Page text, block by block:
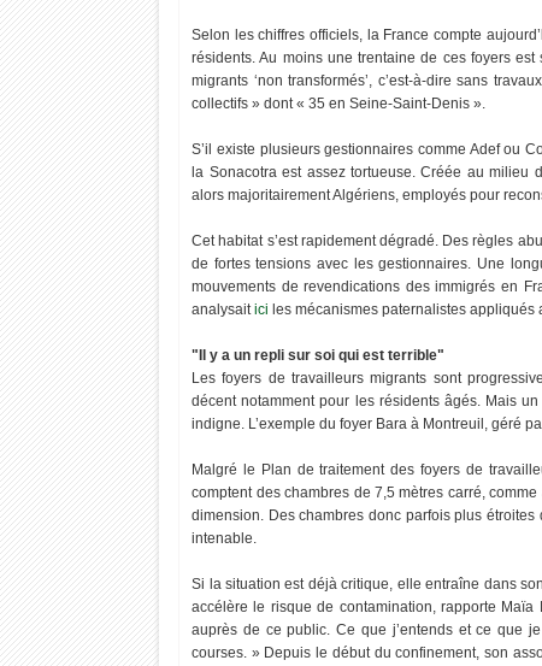
Selon les chiffres officiels, la France compte
résidents. Au moins une trentaine de ces foyers
migrants ‘non transformés’, c’est-à-dire sans
collectifs » dont « 35 en Seine-Saint-Denis ».
S’il existe plusieurs gestionnaires comme Adef ou
la Sonacotra est assez tortueuse. Créée au
alors majoritairement Algériens, employés pour
Cet habitat s’est rapidement dégradé. Des règles
de fortes tensions avec les gestionnaires. Une
mouvements de revendications des immigrés en
analysaitici les mécanismes paternalistes appliqués
"Il y a un repli sur soi qui est terrible"
Les foyers de travailleurs migrants sont
décent notamment pour les résidents âgés. Mais
indigne. L’exemple du foyer Bara à Montreuil, géré
Malgré le Plan de traitement des foyers de
comptent des chambres de 7,5 mètres carré,
dimension. Des chambres donc parfois plus
intenable.
Si la situation est déjà critique, elle entraîne dans
accélère le risque de contamination, rapporte
auprès de ce public. Ce que j’entends et ce que
courses. » Depuis le début du confinement, son